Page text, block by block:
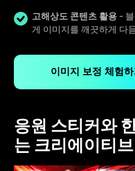
고해상도 콘텐츠 활용 -
게 이미지를 깨끗하게 다
이미지 보정 체험하
응원 스티커와
는 크리에이티